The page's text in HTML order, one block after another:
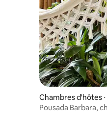
Chambres d'hôtes ⋅
ul
Pousada Barbara,